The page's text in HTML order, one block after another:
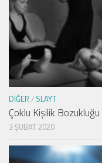
DIĞER / SLAYT
Çoklu Kişilik
3 ŞUBAT 2020